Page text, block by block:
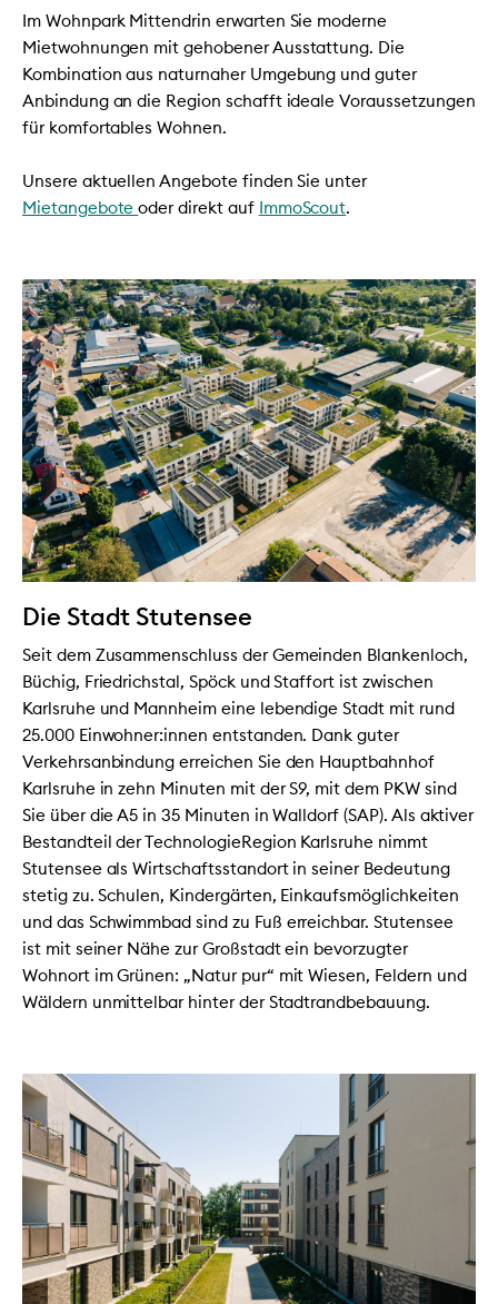
Im Wohnpark Mittendrin erwarten Sie moderne
Mietwohnungen mit gehobener Ausstattung. Die
Kombination aus naturnaher Umgebung und guter
Anbindung an die Region schafft ideale Voraussetzungen
für komfortables Wohnen.
Unsere aktuellen Angebote finden Sie unter
Mietangeboteoder direkt auf ImmoScout.
Die Stadt Stutensee
Seit dem Zusammenschluss der Gemeinden Blankenloch,
Büchig, Friedrichstal, Spöck und Staffort ist zwischen
Karlsruhe und Mannheim eine lebendige Stadt mit rund
25.000 Einwohner:innen entstanden. Dank guter
Verkehrsanbindung erreichen Sie den Hauptbahnhof
Karlsruhe in zehn Minuten mit der S9, mit dem PKW sind
Sie über die A5 in 35 Minuten in Walldorf (SAP). Als aktiver
Bestandteil der TechnologieRegion Karlsruhe nimmt
Stutensee als Wirtschaftsstandort in seiner Bedeutung
stetig zu. Schulen, Kindergärten, Einkaufsmöglichkeiten
und das Schwimmbad sind zu Fuß erreichbar. Stutensee
ist mit seiner Nähe zur Großstadt ein bevorzugter
Wohnort im Grünen: „Natur pur“ mit Wiesen, Feldern und
Wäldern unmittelbar hinter der Stadtrandbebauung.